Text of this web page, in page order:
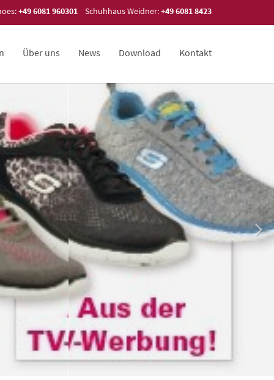
+49 6081 960301 Schuhhaus Weidner:+49 6081 8423
Über uns News Download Kontakt